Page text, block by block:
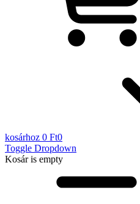
kosárhoz 0 Ft0
Toggle Dropdown
Kosáris empty